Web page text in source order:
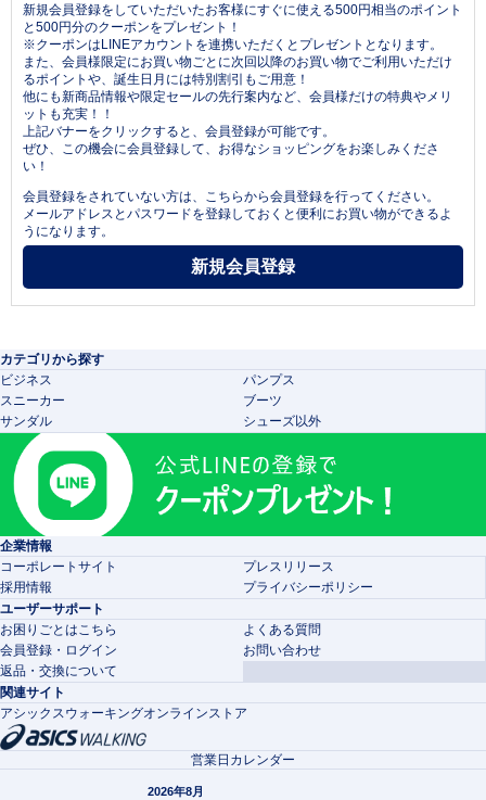
新規会員登録をしていただいたお客様にすぐに使える500円相当のポイント
と500円分のクーポンをプレゼント！
※クーポンはLINEアカウントを連携いただくとプレゼントとなります。
また、会員様限定にお買い物ごとに次回以降のお買い物でご利用いただけ
るポイントや、誕生日月には特別割引もご用意！
他にも新商品情報や限定セールの先行案内など、会員様だけの特典やメリ
ットも充実！！
上記バナーをクリックすると、会員登録が可能です。
ぜひ、この機会に会員登録して、お得なショッピングをお楽しみくださ
い！
会員登録をされていない方は、こちらから会員登録を行ってください。
メールアドレスとパスワードを登録しておくと便利にお買い物ができるよ
うになります。
カテゴリから探す
ビジネス
パンプス
スニーカー
ブーツ
サンダル
シューズ以外
企業情報
コーポレートサイト
プレスリリース
採用情報
プライバシーポリシー
ユーザーサポート
お困りごとはこちら
よくある質問
会員登録・ログイン
お問い合わせ
返品・交換について
関連サイト
アシックスウォーキングオンラインストア
営業日カレンダー
2026年8月